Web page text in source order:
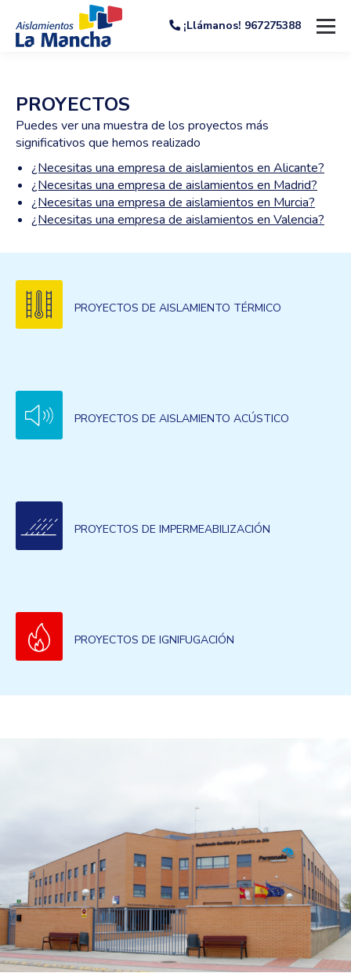
¡Llámanos! 967275388
PROYECTOS
Puedes ver una muestra de los proyectos más
significativos que hemos realizado
¿Necesitas una empresa de aislamientos en Alicante?
¿Necesitas una empresa de aislamientos en Madrid?
¿Necesitas una empresa de aislamientos en Murcia?
¿Necesitas una empresa de aislamientos en Valencia?
PROYECTOS DE AISLAMIENTO TÉRMICO
PROYECTOS DE AISLAMIENTO ACÚSTICO
PROYECTOS DE IMPERMEABILIZACIÓN
PROYECTOS DE IGNIFUGACIÓN